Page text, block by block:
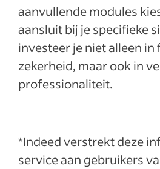
aanvullende modules
aansluit bij je specifieke
investeer je niet alleen in
zekerheid, maar ook in
professionaliteit.
*Indeed verstrekt deze
service aan gebruikers